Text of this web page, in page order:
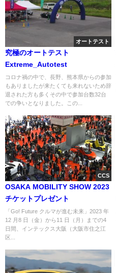
オートテスト
究極のオートテスト
Extreme_Autotest
コロナ禍の中で、長野、熊本県からの参加
もありましたが来たくても来れないため辞
退された方も多くその中で参加台数32台
での争いとなりました。この...
CCS
OSAKA MOBILITY SHOW 2023
チケットプレゼント
「Go! Future クルマが進む未来」2023 年
12 月8 日（金）から11 日（月）までの4
日間、インテックス大阪（大阪市住之江
区...